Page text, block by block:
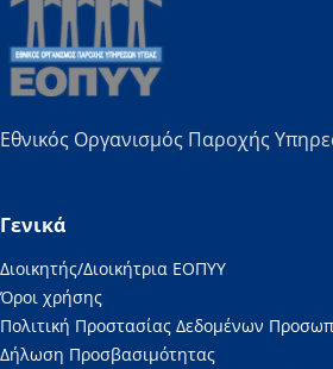
Εθνικός Οργανισμός Παροχής
Γενικά
Διοικητής/Διοικήτρια ΕΟΠΥΥ
Όροι χρήσης
Πολιτική Προστασίας Δεδομένων
Δήλωση Προσβασιμότητας